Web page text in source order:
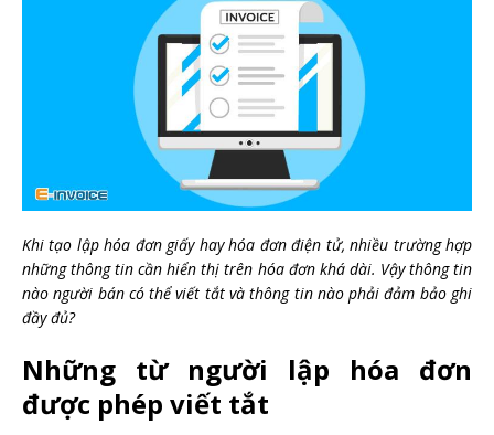
Khi tạo lập hóa đơn giấy hay hóa đơn điện tử, nhiều trường hợp
những thông tin cần hiển thị trên hóa đơn khá dài. Vậy thông tin
nào người bán có thể viết tắt và thông tin nào phải đảm bảo ghi
đầy đủ?
Những từ người lập hóa đơn
được phép viết tắt